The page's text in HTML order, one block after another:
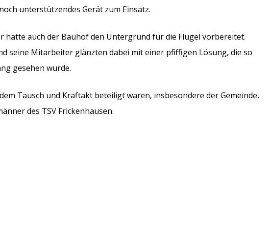
unterstützendes Gerät zum Einsatz.
hatte auch der Bauhof den Untergrund für die Flügel vorbereitet.
seine Mitarbeiter glänzten dabei mit einer pfiffigen Lösung, die so
gesehen wurde.
Tausch und Kraftakt beteiligt waren, insbesondere der Gemeinde,
des TSV Frickenhausen.